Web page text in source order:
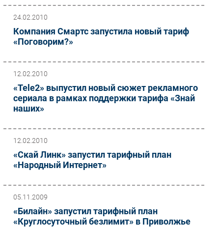
24.02.2010
Компания Смартс запустила новый тариф
«Поговорим?»
12.02.2010
«Tele2» выпустил новый сюжет рекламного
сериала в рамках поддержки тарифа «Знай
наших»
12.02.2010
«Скай Линк» запустил тарифный план
«Народный Интернет»
05.11.2009
«Билайн» запустил тарифный план
«Круглосуточный безлимит» в Приволжье